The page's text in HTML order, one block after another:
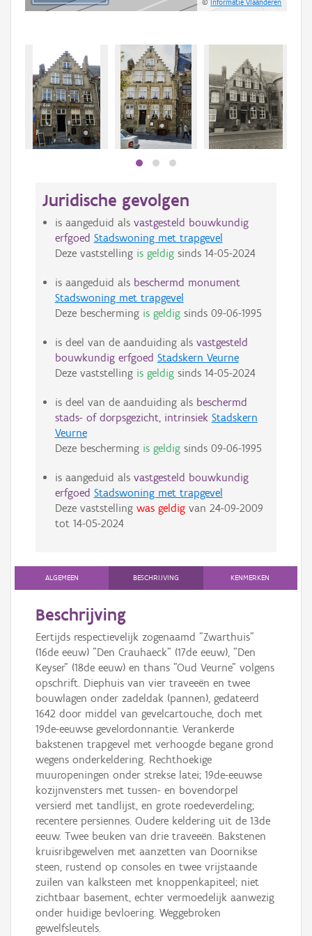
©Informatie Vlaanderen
Juridische gevolgen
is aangeduid als vastgesteld bouwkundig
erfgoed Stadswoning met trapgevel
Deze vaststelling is geldigsinds 14-05-2024
is aangeduid als beschermd monument
Stadswoning met trapgevel
Deze bescherming is geldigsinds 09-06-1995
is deel van de aanduiding als vastgesteld
bouwkundig erfgoed Stadskern Veurne
Deze vaststelling is geldigsinds 14-05-2024
is deel van de aanduiding als beschermd
stads- of dorpsgezicht, intrinsiek Stadskern
Veurne
Deze bescherming is geldigsinds 09-06-1995
is aangeduid als vastgesteld bouwkundig
erfgoed Stadswoning met trapgevel
Deze vaststelling was geldigvan 24-09-2009
tot 14-05-2024
ALGEMEEN BESCHRIJVING KENMERKEN
Beschrijving
Eertijds respectievelijk zogenaamd "Zwarthuis"
(16de eeuw) "Den Crauhaeck" (17de eeuw), "Den
Keyser" (18de eeuw) en thans "Oud Veurne" volgens
opschrift. Diephuis van vier traveeën en twee
bouwlagen onder zadeldak (pannen), gedateerd
1642 door middel van gevelcartouche, doch met
19de-eeuwse gevelordonnantie. Verankerde
bakstenen trapgevel met verhoogde begane grond
wegens onderkeldering. Rechthoekige
muuropeningen onder strekse latei; 19de-eeuwse
kozijnvensters met tussen- en bovendorpel
versierd met tandlijst, en grote roedeverdeling;
recentere persiennes. Oudere keldering uit de 13de
eeuw. Twee beuken van drie traveeën. Bakstenen
kruisribgewelven met aanzetten van Doornikse
steen, rustend op consoles en twee vrijstaande
zuilen van kalksteen met knoppenkapiteel; niet
zichtbaar basement, echter vermoedelijk aanwezig
onder huidige bevloering. Weggebroken
gewelfsleutels.